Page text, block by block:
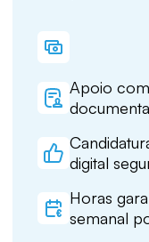
Apoio
digital
Horas
semanal